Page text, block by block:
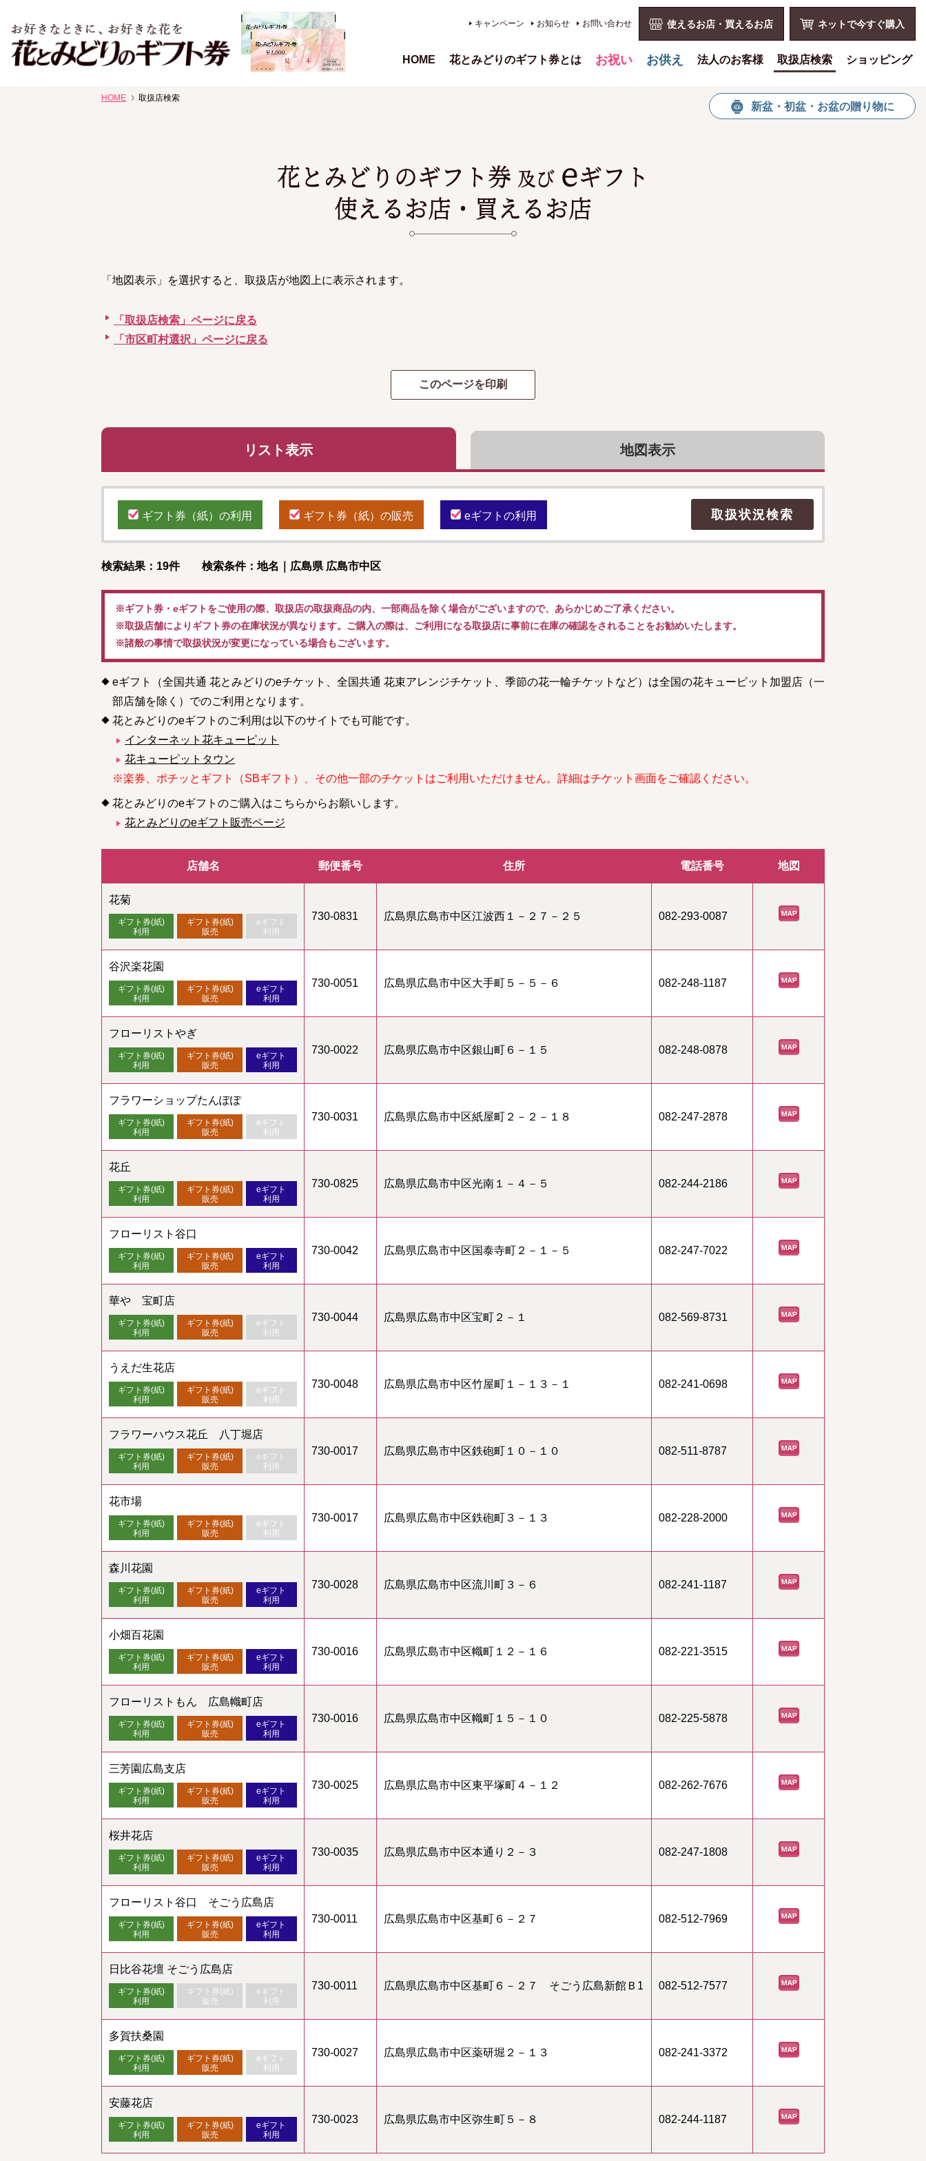
花、線香贈答におすすめのギフト
キャンペーン お知らせ お問い合わせ 使えるお店・買えるお店 ネットで今すぐ購入
HOME 花とみどりのギフト券とは お祝い お供え
お盆に贈る
法人のお客様
花とみどりのギフト券とは
法人様メリット
取扱店検索 ショッピング
ショッピングTOP
買い物カゴ
新盆・初盆・お盆の贈り物に
HOME 取扱店検索
花とみどりのギフト券 及び eギフト
使えるお店・買えるお店
「地図表示」を選択すると、取扱店が地図上に表示されます。
「取扱店検索」ページに戻る
「市区町村選択」ページに戻る
リスト表示 地図表示
ギフト券（紙）の利用 ギフト券（紙）の販売 eギフトの利用
検索結果：19件 検索条件：地名｜広島県 広島市中区
※ギフト券・eギフトをご使用の際、取扱店の取扱商品の内、一部商品を除く場合がございますので、あらかじめご了承ください。
※取扱店舗によりギフト券の在庫状況が異なります。ご購入の際は、ご利用になる取扱店に事前に在庫の確認をされることをお勧めいたします。
※諸般の事情で取扱状況が変更になっている場合もございます。
eギフト（全国共通 花とみどりのeチケット、全国共通 花束アレンジチケット、季節の花一輪チケットなど）は全国の花キューピット加盟店（一
部店舗を除く）でのご利用となります。
花とみどりのeギフトのご利用は以下のサイトでも可能です。
インターネット花キューピット
花キューピットタウン
※楽券、ポチッとギフト（SBギフト）、その他一部のチケットはご利用いただけません。詳細はチケット画面をご確認ください。
花とみどりのeギフトのご購入はこちらからお願いします。
花とみどりのeギフト販売ページ
店舗名 郵便番号 住所 電話番号 地図
花菊
ギフト券(紙)
利用
ギフト券(紙)
販売
eギフト
利用
730-0831 広島県広島市中区江波西１－２７－２５ 082-293-0087
谷沢楽花園
ギフト券(紙)
利用
ギフト券(紙)
販売
eギフト
利用
730-0051 広島県広島市中区大手町５－５－６ 082-248-1187
フローリストやぎ
ギフト券(紙)
利用
ギフト券(紙)
販売
eギフト
利用
730-0022 広島県広島市中区銀山町６－１５ 082-248-0878
フラワーショップたんぽぽ
ギフト券(紙)
利用
ギフト券(紙)
販売
eギフト
利用
730-0031 広島県広島市中区紙屋町２－２－１８ 082-247-2878
花丘
ギフト券(紙)
利用
ギフト券(紙)
販売
eギフト
利用
730-0825 広島県広島市中区光南１－４－５ 082-244-2186
フローリスト谷口
ギフト券(紙)
利用
ギフト券(紙)
販売
eギフト
利用
730-0042 広島県広島市中区国泰寺町２－１－５ 082-247-7022
華や 宝町店
ギフト券(紙)
利用
ギフト券(紙)
販売
eギフト
利用
730-0044 広島県広島市中区宝町２－１ 082-569-8731
うえだ生花店
ギフト券(紙)
利用
ギフト券(紙)
販売
eギフト
利用
730-0048 広島県広島市中区竹屋町１－１３－１ 082-241-0698
フラワーハウス花丘 八丁堀店
ギフト券(紙)
利用
ギフト券(紙)
販売
eギフト
利用
730-0017 広島県広島市中区鉄砲町１０－１０ 082-511-8787
花市場
ギフト券(紙)
利用
ギフト券(紙)
販売
eギフト
利用
730-0017 広島県広島市中区鉄砲町３－１３ 082-228-2000
森川花園
ギフト券(紙)
利用
ギフト券(紙)
販売
eギフト
利用
730-0028 広島県広島市中区流川町３－６ 082-241-1187
小畑百花園
ギフト券(紙)
利用
ギフト券(紙)
販売
eギフト
利用
730-0016 広島県広島市中区幟町１２－１６ 082-221-3515
フローリストもん 広島幟町店
ギフト券(紙)
利用
ギフト券(紙)
販売
eギフト
利用
730-0016 広島県広島市中区幟町１５－１０ 082-225-5878
三芳園広島支店
ギフト券(紙)
利用
ギフト券(紙)
販売
eギフト
利用
730-0025 広島県広島市中区東平塚町４－１２ 082-262-7676
桜井花店
ギフト券(紙)
利用
ギフト券(紙)
販売
eギフト
利用
730-0035 広島県広島市中区本通り２－３ 082-247-1808
フローリスト谷口 そごう広島店
ギフト券(紙)
利用
ギフト券(紙)
販売
eギフト
利用
730-0011 広島県広島市中区基町６－２７ 082-512-7969
日比谷花壇 そごう広島店
ギフト券(紙)
利用
ギフト券(紙)
販売
eギフト
利用
730-0011 広島県広島市中区基町６－２７ そごう広島新館Ｂ1 082-512-7577
多賀扶桑園
ギフト券(紙)
利用
ギフト券(紙)
販売
eギフト
利用
730-0027 広島県広島市中区薬研堀２－１３ 082-241-3372
安藤花店
ギフト券(紙)
利用
ギフト券(紙)
販売
eギフト
利用
730-0023 広島県広島市中区弥生町５－８ 082-244-1187